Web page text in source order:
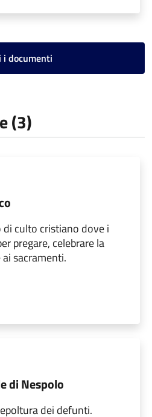
i documenti
(3)
di culto cristiano dove i
pregare, celebrare la
sacramenti.
di Nespolo
dei defunti.